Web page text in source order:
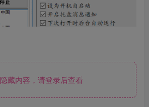
隐藏内容，请登录后查看